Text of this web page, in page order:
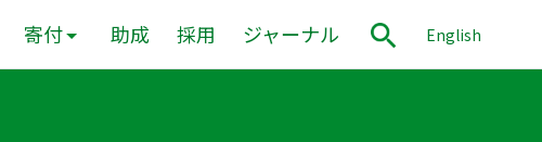
寄付 助成 採用 ジャーナル English